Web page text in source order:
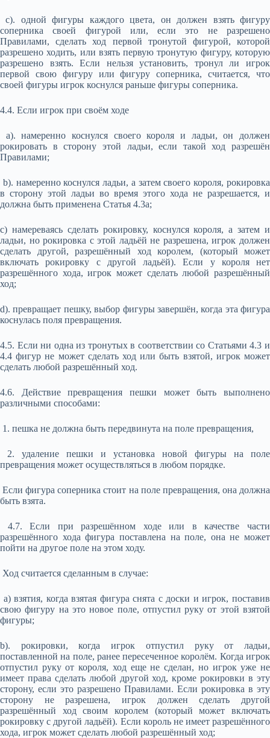
с). одной фигуры каждого цвета, он должен взять фигуру
соперника своей фигурой или, если это не разрешено
Правилами, сделать ход первой тронутой фигурой, которой
разрешено ходить, или взять первую тронутую фигуру, которую
разрешено взять. Если нельзя установить, тронул ли игрок
первой свою фигуру или фигуру соперника, считается, что
своей фигуры игрок коснулся раньше фигуры соперника.
4.4. Если игрок при своём ходе
а). намеренно коснулся своего короля и ладьи, он должен
рокировать в сторону этой ладьи, если такой ход разрешён
Правилами;
b). намеренно коснулся ладьи, а затем своего короля, рокировка
в сторону этой ладьи во время этого хода не разрешается, и
должна быть применена Статья 4.3а;
с) намереваясь сделать рокировку, коснулся короля, а затем и
ладьи, но рокировка с этой ладьёй не разрешена, игрок должен
сделать другой, разрешённый ход королем, (который может
включать рокировку с другой ладьёй). Если у короля нет
разрешённого хода, игрок может сделать любой разрешённый
ход;
d). превращает пешку, выбор фигуры завершён, когда эта фигура
коснулась поля превращения.
4.5. Если ни одна из тронутых в соответствии со Статьями 4.3 и
4.4 фигур не может сделать ход или быть взятой, игрок может
сделать любой разрешённый ход.
4.6. Действие превращения пешки может быть выполнено
различными способами:
1. пешка не должна быть передвинута на поле превращения,
2. удаление пешки и установка новой фигуры на поле
превращения может осуществляться в любом порядке.
Если фигура соперника стоит на поле превращения, она должна
быть взята.
4.7. Если при разрешённом ходе или в качестве части
разрешённого хода фигура поставлена на поле, она не может
пойти на другое поле на этом ходу.
Ход считается сделанным в случае:
а) взятия, когда взятая фигура снята с доски и игрок, поставив
свою фигуру на это новое поле, отпустил руку от этой взятой
фигуры;
b). рокировки, когда игрок отпустил руку от ладьи,
поставленной на поле, ранее пересеченное королём. Когда игрок
отпустил руку от короля, ход еще не сделан, но игрок уже не
имеет права сделать любой другой ход, кроме рокировки в эту
сторону, если это разрешено Правилами. Если рокировка в эту
сторону не разрешена, игрок должен сделать другой
разрешённый ход своим королем (который может включать
рокировку с другой ладьёй). Если король не имеет разрешённого
хода, игрок может сделать любой разрешённый ход;